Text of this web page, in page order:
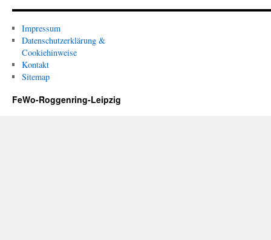
Impressum
Datenschutzerklärung &
Cookiehinweise
Kontakt
Sitemap
FeWo-Roggenring-Leipzig